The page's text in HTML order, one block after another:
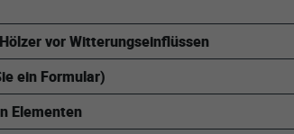
vor Witterungseinflüssen
ein Formular)
Elementen